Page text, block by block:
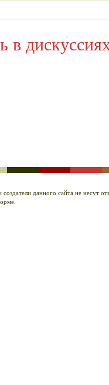
в
данного сайта не несут